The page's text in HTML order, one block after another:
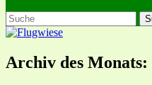
Archiv des Monats: